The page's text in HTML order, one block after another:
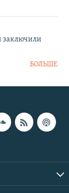
заключили
БОЛЬШЕ